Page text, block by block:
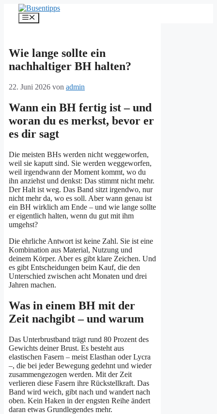
Inhalt
springen
Menü
Wie lange sollte ein
nachhaltiger BH halten?
22. Juni 2026 von admin
Wann ein BH fertig ist – und
woran du es merkst, bevor er
es dir sagt
Die meisten BHs werden nicht weggeworfen,
weil sie kaputt sind. Sie werden weggeworfen,
weil irgendwann der Moment kommt, wo du
ihn anziehst und denkst: Das stimmt nicht mehr.
Der Halt ist weg. Das Band sitzt irgendwo, nur
nicht mehr da, wo es soll. Aber wann genau ist
ein BH wirklich am Ende – und wie lange sollte
er eigentlich halten, wenn du gut mit ihm
umgehst?
Die ehrliche Antwort ist keine Zahl. Sie ist eine
Kombination aus Material, Nutzung und
deinem Körper. Aber es gibt klare Zeichen. Und
es gibt Entscheidungen beim Kauf, die den
Unterschied zwischen acht Monaten und drei
Jahren machen.
Was in einem BH mit der
Zeit nachgibt – und warum
Das Unterbrustband trägt rund 80 Prozent des
Gewichts deiner Brust. Es besteht aus
elastischen Fasern – meist Elasthan oder Lycra
–, die bei jeder Bewegung gedehnt und wieder
zusammengezogen werden. Mit der Zeit
verlieren diese Fasern ihre Rückstellkraft. Das
Band wird weich, gibt nach und wandert nach
oben. Kein Haken in der engsten Reihe ändert
daran etwas Grundlegendes mehr.